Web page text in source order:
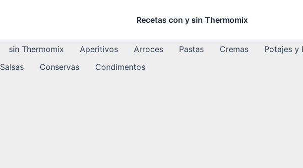
Recetas con y sin Thermomix
sin Thermomix Aperitivos Arroces Pastas Cremas Potajes y
Salsas Conservas Condimentos